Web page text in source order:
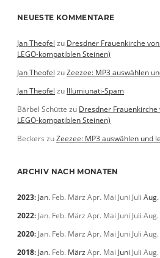
NEUESTE KOMMENTARE
Jan Theofel zu Dresdner Frauenkirche
LEGO-kompatiblen Steinen)
Jan Theofel zuZeezee: MP3 auswählen
Jan Theofel zu Illumiunati-Spam
Bärbel Schütte zu Dresdner
LEGO-kompatiblen Steinen)
Beckers zuZeezee: MP3 auswählen und
ARCHIV NACH MONATEN
2023: Jan. Feb. März Apr. Mai Juni Juli Aug.
2022: Jan. Feb. März Apr. Mai Juni Juli Aug.
2020: Jan. Feb. März Apr. Mai Juni Juli Aug.
2018: Jan. Feb. März Apr. Mai Juni Juli Aug.